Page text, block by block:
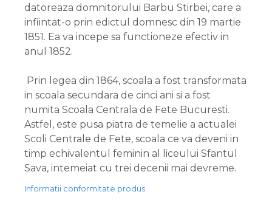
datoreaza domnitorului Barbu Stirbei, care a
infiintat-o prin edictul domnesc din 19 martie
1851. Ea va incepe sa functioneze efectiv in
anul 1852.
Prin legea din 1864, scoala a fost transformata
in scoala secundara de cinci ani si a fost
numita Scoala Centrala de Fete Bucuresti.
Astfel, este pusa piatra de temelie a actualei
Scoli Centrale de Fete, scoala ce va deveni in
timp echivalentul feminin al liceului Sfantul
Sava, intemeiat cu trei decenii mai devreme.
Informatii conformitate produs